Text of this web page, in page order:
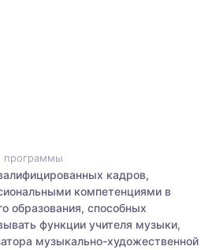
программы
кадров,
компетенциями в
образования, способных
функции учителя музыки,
музыкально-художественной